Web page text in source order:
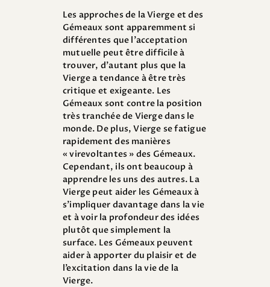
Les approches de la Vierge et des
Gémeaux sont apparemment si
différentes que l’acceptation
mutuelle peut être difficile à
trouver, d’autant plus que la
Vierge a tendance à être très
critique et exigeante. Les
Gémeaux sont contre la position
très tranchée de Vierge dans le
monde. De plus, Vierge se fatigue
rapidement des manières
« virevoltantes » des Gémeaux.
Cependant, ils ont beaucoup à
apprendre les uns des autres. La
Vierge peut aider les Gémeaux à
s’impliquer davantage dans la vie
et à voir la profondeur des idées
plutôt que simplement la
surface. Les Gémeaux peuvent
aider à apporter du plaisir et de
l’excitation dans la vie de la
Vierge.